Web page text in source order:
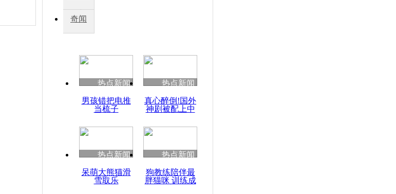
秀
奇闻
热点新闻
男孩错把电推
当梳子
热点新闻
真心醉倒!国外
神剧被配上中
热点新闻
呆萌大熊猫滑
雪取乐
热点新闻
狗教练陪伴最
胖猫咪 训练成